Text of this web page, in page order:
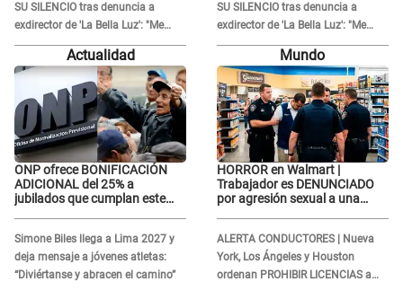
SU SILENCIO tras denuncia a
exdirector de 'La Bella Luz': "Me
basta con que ella esté bien"
SU SILENCIO tras denuncia a
exdirector de 'La Bella Luz': "Me
basta con que ella esté bien"
Actualidad
ONP ofrece BONIFICACIÓN
ADICIONAL del 25% a
jubilados que cumplan este
Simone Biles llega a Lima 2027 y
deja mensaje a jóvenes atletas:
“Diviértanse y abracen el camino”
Mundo
HORROR en Walmart |
Trabajador es DENUNCIADO
por agresión sexual a una
ALERTA CONDUCTORES | Nueva
York, Los Ángeles y Houston
ordenan PROHIBIR LICENCIAS a